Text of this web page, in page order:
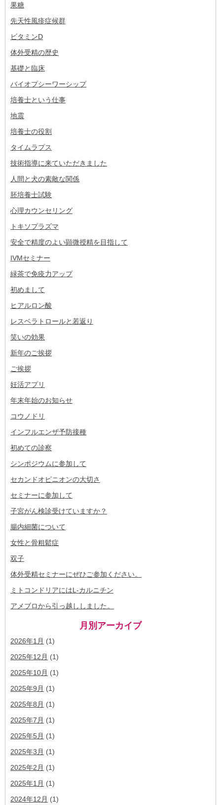
果糖
先天性風疹症候群
ビタミンD
体外受精の歴史
基礎と臨床
バイオプシーワーシップ
培養士という仕事
地震
培養士の役割
タイムラプス
技術指導に来ていただきました
人間と犬の素敵な関係
胚培養士試験
心理カウンセリング
トキソプラズマ
安全で精度のよい顕微授精を目指して
IVMセミナー
緑茶で免疫力アップ
初めまして
ヒアルロン酸
レスベラトロールと若返り
笑いの効果
新年のご挨拶
ご挨拶
妊活アプリ
年末年始のお知らせ
コウノドリ
インフルエンザ予防接種
初めての診察
シンポジウムに参加して
セカンドオピニオンの大切さ
セミナーに参加して
子宮がん検診受けていますか？
腸内細菌について
女性と骨粗鬆症
双子
体外受精セミナーにぜひご参加ください。
ミトコンドリアにはL-カルニチン
アメブロから引っ越ししました。
月別アーカイブ
2026年1月 (1)
2025年12月 (1)
2025年10月 (1)
2025年9月 (1)
2025年8月 (1)
2025年7月 (1)
2025年5月 (1)
2025年3月 (1)
2025年2月 (1)
2025年1月 (1)
2024年12月 (1)